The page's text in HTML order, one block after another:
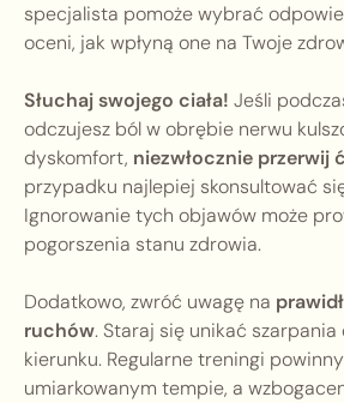
specjalista pomoże wybrać
oceni, jak wpłyną one na Twoje
Słuchaj swojego ciała! Jeśli
odczujesz ból w obrębie nerwu
dyskomfort, niezwłocznie przerwij
przypadku najlepiej skonsultować
Ignorowanie tych objawów może
pogorszenia stanu zdrowia.
Dodatkowo, zwróć uwagę na
ruchów. Staraj się unikać szarpania
kierunku. Regularne treningi
umiarkowanym tempie, a